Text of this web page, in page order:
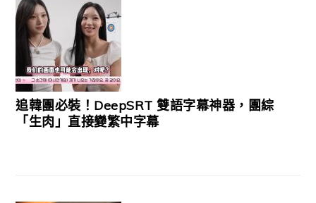
追韓團必裝！DeepSRT 雙語字幕神器，團綜
「生肉」直接變繁中字幕